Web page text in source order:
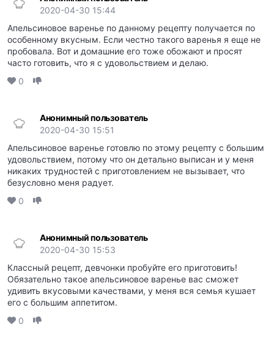
2020-04-30 15:44
Апельсиновое варенье по данному рецепту получается по
особенному вкусным. Если честно такого варенья я еще не
пробовала. Вот и домашние его тоже обожают и просят
часто готовить, что я с удовольствием и делаю.
0
Анонимный пользователь
2020-04-30 15:51
Апельсиновое варенье готовлю по этому рецепту с большим
удовольствием, потому что он детально выписан и у меня
никаких трудностей с приготовлением не вызывает, что
безусловно меня радует.
0
Анонимный пользователь
2020-04-30 15:53
Классный рецепт, девчонки пробуйте его приготовить!
Обязательно такое апельсиновое варенье вас сможет
удивить вкусовыми качествами, у меня вся семья кушает
его с большим аппетитом.
0